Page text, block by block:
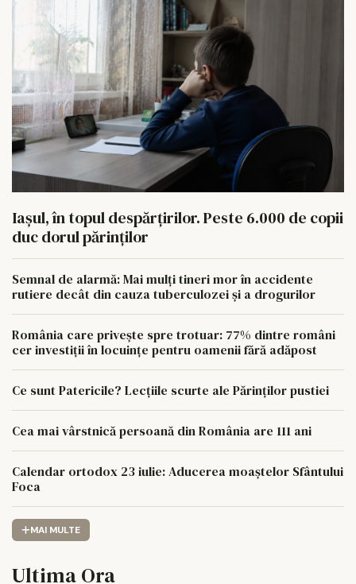
Iașul, în topul despărțirilor. Peste 6.000 de copii
duc dorul părinților
Semnal de alarmă: Mai mulți tineri mor în accidente
rutiere decât din cauza tuberculozei și a drogurilor
România care privește spre trotuar: 77% dintre români
cer investiții în locuințe pentru oamenii fără adăpost
Ce sunt Patericile? Lecțiile scurte ale Părinților pustiei
Cea mai vârstnică persoană din România are 111 ani
Calendar ortodox 23 iulie: Aducerea moaștelor Sfântului
Foca
MAI MULTE
Ultima Ora